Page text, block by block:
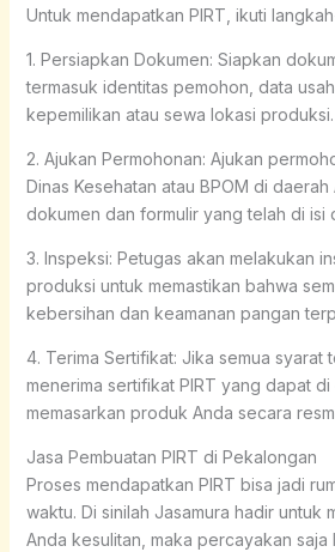
Untuk mendapatkan PIRT, ikuti
1. Persiapkan Dokumen: Siapkan
termasuk identitas pemohon, data
kepemilikan atau sewa lokasi produksi.
2. Ajukan Permohonan: Ajukan
Dinas Kesehatan atau BPOM di daerah
dokumen dan formulir yang telah di isi
3. Inspeksi: Petugas akan melakukan
produksi untuk memastikan bahwa
kebersihan dan keamanan pangan
4. Terima Sertifikat: Jika semua syarat
menerima sertifikat PIRT yang dapat
memasarkan produk Anda secara
Jasa Pembuatan PIRT di Pekalongan
Proses mendapatkan PIRT bisa jadi
waktu. Di sinilah Jasamura hadir untuk
Anda kesulitan, maka percayakan saja